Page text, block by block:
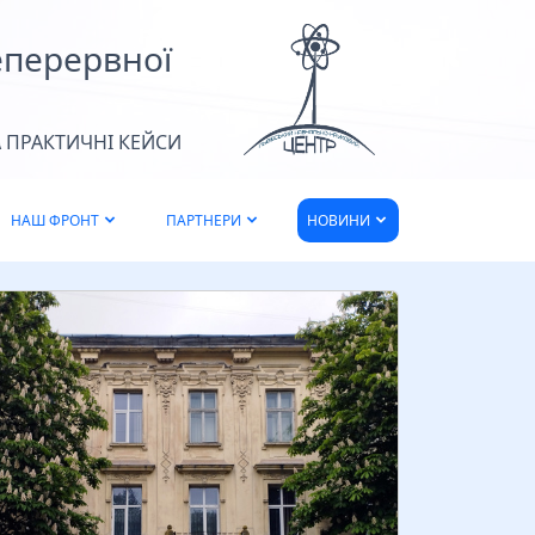
КЕЙСИ
НАШ ФРОНТ ПАРТНЕРИ НОВИНИ
Читати більше